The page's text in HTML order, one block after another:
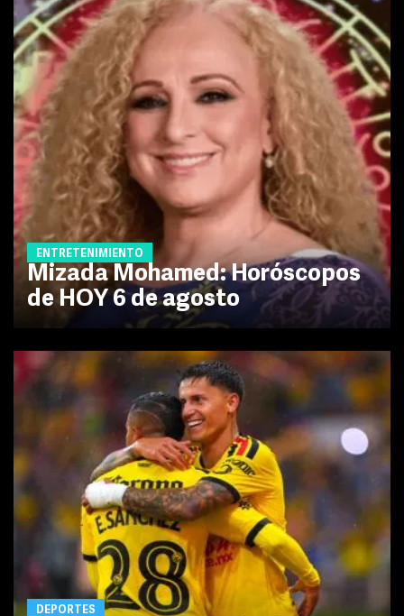
ENTRETENIMIENTO
Mizada Mohamed: Horóscopos
de HOY 6 de agosto
DEPORTES